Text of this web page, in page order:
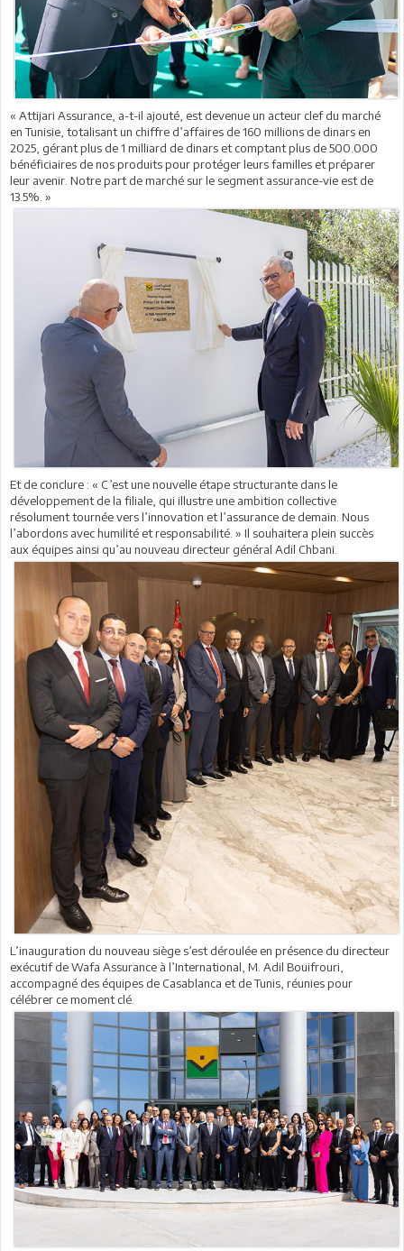
« Attijari Assurance, a-t-il ajouté, est devenue un acteur clef du marché
en Tunisie, totalisant un chiffre d’affaires de 160 millions de dinars en
2025, gérant plus de 1 milliard de dinars et comptant plus de 500.000
bénéficiaires de nos produits pour protéger leurs familles et préparer
leur avenir. Notre part de marché sur le segment assurance-vie est de
13.5%. »
Et de conclure : « C’est une nouvelle étape structurante dans le
développement de la filiale, qui illustre une ambition collective
résolument tournée vers l’innovation et l’assurance de demain. Nous
l’abordons avec humilité et responsabilité. » Il souhaitera plein succès
aux équipes ainsi qu’au nouveau directeur général Adil Chbani.
L’inauguration du nouveau siège s’est déroulée en présence du directeur
exécutif de Wafa Assurance à l’International, M. Adil Bouifrouri,
accompagné des équipes de Casablanca et de Tunis, réunies pour
célébrer ce moment clé.